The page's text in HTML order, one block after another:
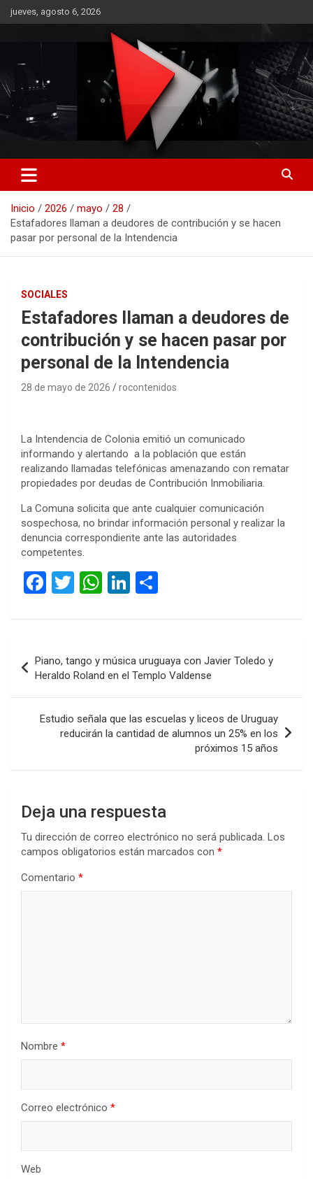
Saltar
al
jueves, agosto 6, 2026
RO CONTENIDOS
Inicio 2026 mayo
28
Estafadores llaman a deudores de contribución y se hacen
pasar por personal de la Intendencia
SOCIALES
Estafadores llaman a deudores de
contribución y se hacen pasar por
personal de la Intendencia
28 de mayo de 2026 rocontenidos
La Intendencia de Colonia emitió un comunicado
informando y alertando a la población que están
realizando llamadas telefónicas amenazando con rematar
propiedades por deudas de Contribución Inmobiliaria.
La Comuna solicita que ante cualquier comunicación
sospechosa, no brindar información personal y realizar la
denuncia correspondiente ante las autoridades
competentes.
F
ce
o
o
k
T
tt
W
at
A
p
p
Li
ke
n
m
ar
tir
de
entradas
Piano, tango y música uruguaya con Javier Toledo y
Heraldo Roland en el Templo Valdense
Estudio señala que las escuelas y liceos de Uruguay
reducirán la cantidad de alumnos un 25% en los
próximos 15 años
Deja una respuesta
Tu dirección de correo electrónico no será publicada. Los
campos obligatorios están marcados con *
Comentario *
Nombre *
Correo electrónico *
Web